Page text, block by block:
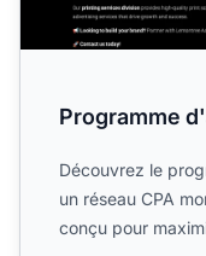
Programme
Découvrez le
un réseau CPA
conçu pour